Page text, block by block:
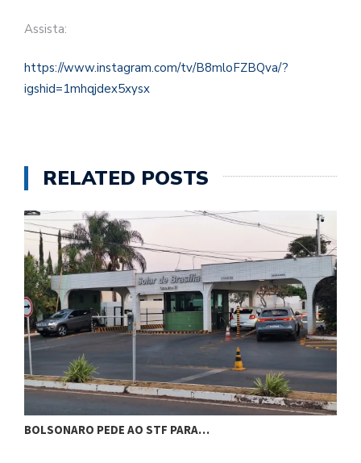
Assista:
https://www.instagram.com/tv/B8mloFZBQva/?
igshid=1mhqjdex5xysx
RELATED POSTS
BOLSONARO PEDE AO STF PARA…